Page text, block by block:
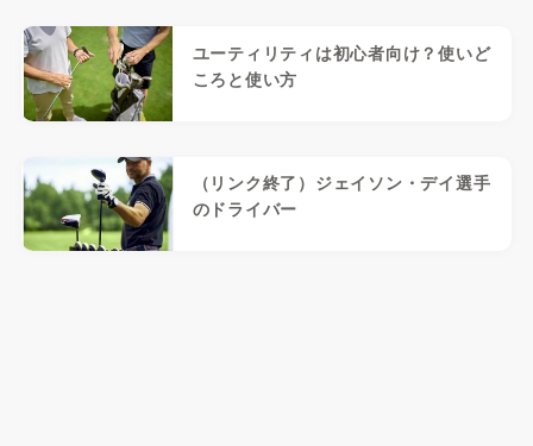
ユーティリティは初心者向け？使いど
ころと使い方
（リンク終了）ジェイソン・デイ選手
のドライバー